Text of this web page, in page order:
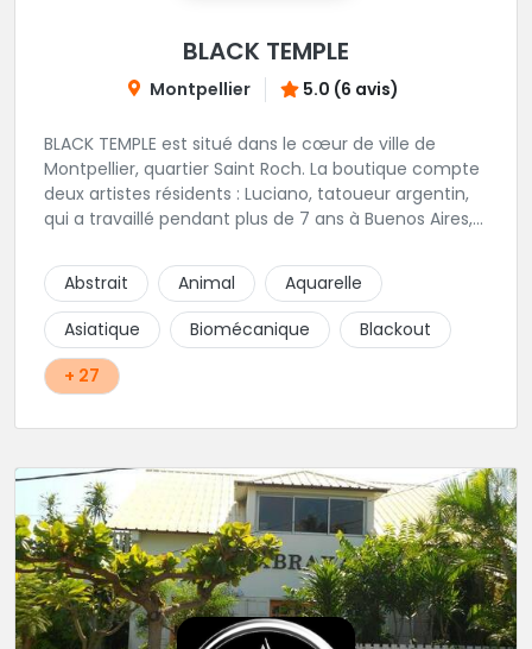
BLACK TEMPLE
Montpellier 5.0 (6 avis)
BLACK TEMPLE est situé dans le cœur de ville de
Montpellier, quartier Saint Roch. La boutique compte
deux artistes résidents : Luciano, tatoueur argentin,
qui a travaillé pendant plus de 7 ans à Buenos Aires,
qui a travaillé dans plusieurs boutiques de la ville
avant de rejoindre notre équipe. La boutique
accueille plusieurs artistes tatoueurs en tant que
guests tout au long de l'année afin de proposer
d'autres styles.
Abstrait Animal
Aquarelle
Asiatique
Biomécanique
Blackout
+ 27